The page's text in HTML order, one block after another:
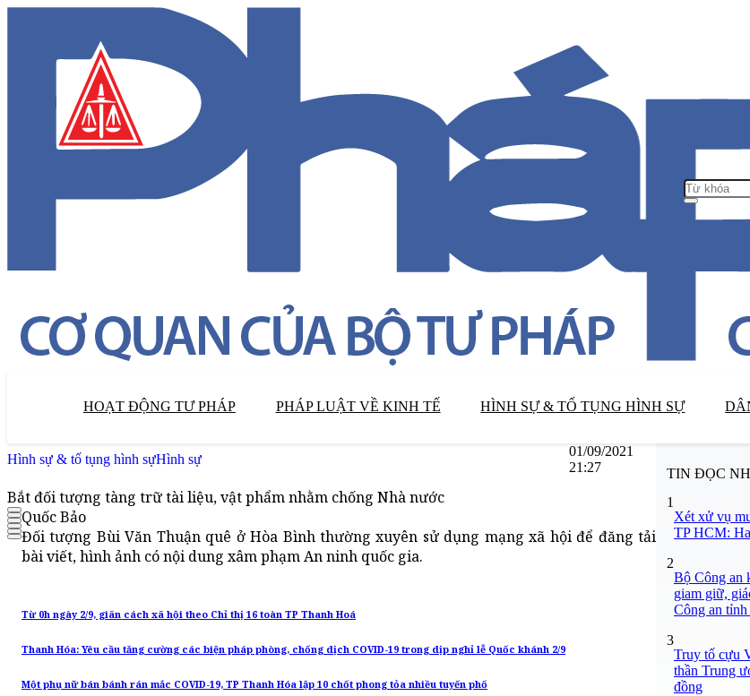
HOẠT ĐỘNG TƯ PHÁP PHÁP LUẬT VỀ KINH TẾ HÌNH SỰ & TỐ TỤNG HÌNH SỰ
Hình sự & tố tụng hình sựHình sự
01/09/2021
21:27
Bắt đối tượng tàng trữ tài liệu, vật phẩm nhằm chống Nhà nước
Quốc Bảo
Đối tượng Bùi Văn Thuận quê ở Hòa Bình thường xuyên sử dụng mạng xã hội để đăng tải
bài viết, hình ảnh có nội dung xâm phạm An ninh quốc gia.
Từ 0h ngày 2/9, giãn cách xã hội theo Chỉ thị 16 toàn TP Thanh Hoá
Thanh Hóa: Yêu cầu tăng cường các biện pháp phòng, chống dịch COVID-19 trong dịp nghỉ lễ Quốc khánh 2/9
Một phụ nữ bán bánh rán mắc COVID-19, TP Thanh Hóa lập 10 chốt phong tỏa nhiều tuyến phố
TIN ĐỌC
1
Xét xử vụ
TP HCM:
2
Bộ Công an
giam giữ,
Công an
3
Truy tố cựu
thần Trung
đồng